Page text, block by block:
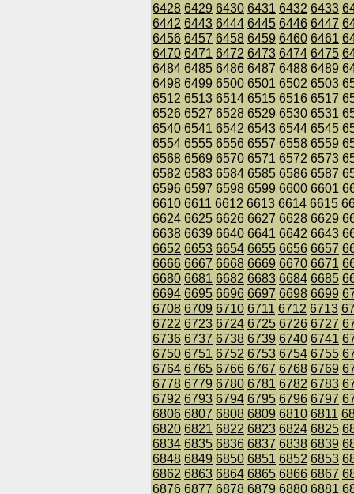
6428 6429 6430 6431 6432 6433
6442 6443 6444 6445 6446 6447
6456 6457 6458 6459 6460 6461
6470 6471 6472 6473 6474 6475
6484 6485 6486 6487 6488 6489
6498 6499 6500 6501 6502 6503
6512 6513 6514 6515 6516 6517
6526 6527 6528 6529 6530 6531
6540 6541 6542 6543 6544 6545
6554 6555 6556 6557 6558 6559
6568 6569 6570 6571 6572 6573
6582 6583 6584 6585 6586 6587
6596 6597 6598 6599 6600 6601
6610 6611 6612 6613 6614 6615
6624 6625 6626 6627 6628 6629
6638 6639 6640 6641 6642 6643
6652 6653 6654 6655 6656 6657
6666 6667 6668 6669 6670 6671
6680 6681 6682 6683 6684 6685
6694 6695 6696 6697 6698 6699
6708 6709 6710 6711 6712 6713
6722 6723 6724 6725 6726 6727
6736 6737 6738 6739 6740 6741
6750 6751 6752 6753 6754 6755
6764 6765 6766 6767 6768 6769
6778 6779 6780 6781 6782 6783
6792 6793 6794 6795 6796 6797
6806 6807 6808 6809 6810 6811
6820 6821 6822 6823 6824 6825
6834 6835 6836 6837 6838 6839
6848 6849 6850 6851 6852 6853
6862 6863 6864 6865 6866 6867
6876 6877 6878 6879 6880 6881